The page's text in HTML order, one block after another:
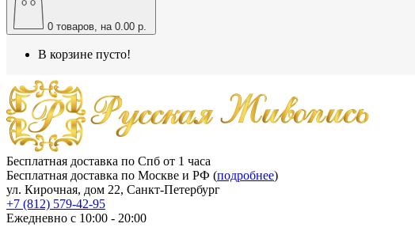
0 товаров, на 0.00 р.
В корзине пусто!
Бесплатная доставка по Спб от 1 часа
Бесплатная доставка по Москве и РФ (подробнее)
ул. Кирочная, дом 22, Санкт-Петербург
+7 (812) 579-42-95
Ежедневно с 10:00 - 20:00